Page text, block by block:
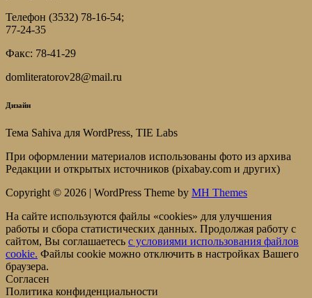
Телефон (3532) 78-16-54;
77-24-35
Факс: 78-41-29
domliteratorov28@mail.ru
Дизайн
Тема Sahiva для WordPress, TIE Labs
При оформлении материалов использованы фото из архива
Редакции и открытых источников (pixabay.com и других)
Copyright © 2026 | WordPress Theme by MH Themes
На сайте используются файлы «cookies» для улучшения
работы и сбора статистических данных. Продолжая работу с
сайтом, Вы соглашаетесь c условиями использования файлов
cookie. Файлы cookie можно отключить в настройках Вашего
браузера.
Согласен
Политика конфиденциальности